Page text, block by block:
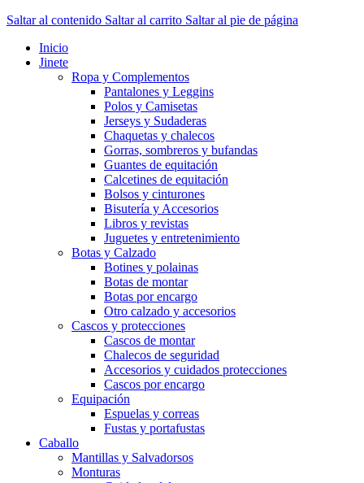
Saltar al contenido Saltar al carrito Saltar al pie de página
Inicio
Jinete
Ropa y Complementos
Pantalones y Leggins
Polos y Camisetas
Jerseys y Sudaderas
Chaquetas y chalecos
Gorras, sombreros y bufandas
Guantes de equitación
Calcetines de equitación
Bolsos y cinturones
Bisutería y Accesorios
Libros y revistas
Juguetes y entretenimiento
Botas y Calzado
Botines y polainas
Botas de montar
Botas por encargo
Otro calzado y accesorios
Cascos y protecciones
Cascos de montar
Chalecos de seguridad
Accesorios y cuidados protecciones
Cascos por encargo
Equipación
Espuelas y correas
Fustas y portafustas
Caballo
Mantillas y Salvadorsos
Monturas